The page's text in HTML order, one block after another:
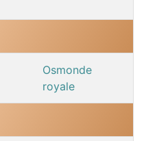
Osmonde
royale